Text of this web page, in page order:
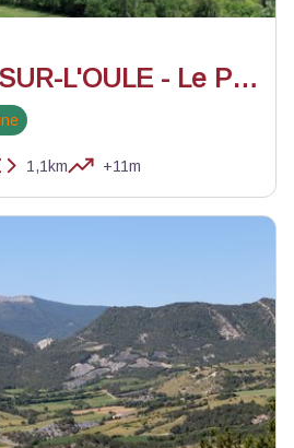
Baronnies provençales
CORNILLON-SUR-L'OULE - Le Pas des Ondes
1,1km +11m